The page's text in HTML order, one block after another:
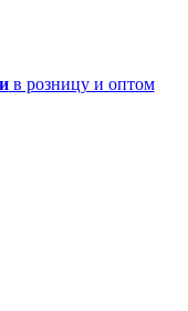
в розницу и оптом